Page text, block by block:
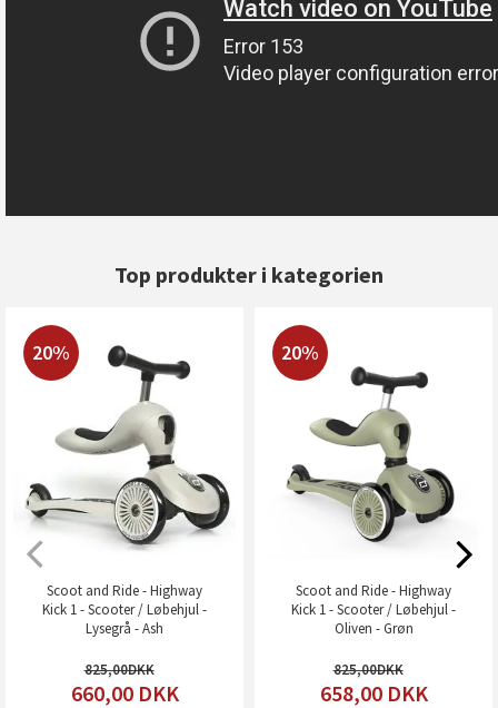
Top produkter i kategorien
20%
Scoot and Ride - Highway
Kick 1 - Scooter / Løbehjul -
Lysegrå - Ash
825,00
660,00 DKK
20%
Scoot and Ride - Highway
Kick 1 - Scooter / Løbehjul -
Oliven - Grøn
825,00
658,00 DKK